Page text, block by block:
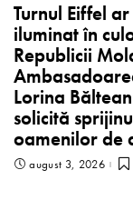
Turnul Eiffel
iluminat în
Republicii
Lorina
solicită
oamenilor de
august 3, 2026